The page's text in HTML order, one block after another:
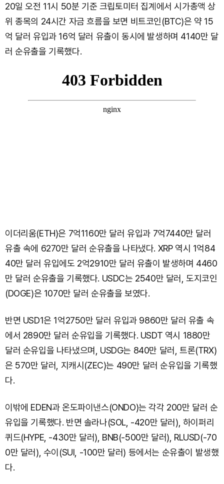
20일 오전 11시 50분 기준 크립토미터 집계에서 시가총액 상
위 종목의 24시간 자금 흐름을 보면 비트코인(BTC)은 약 15
억 달러 유입과 16억 달러 유출이 동시에 발생하며 4140만 달
러 순유출을 기록했다.
이더리움(ETH)은 7억1160만 달러 유입과 7억7440만 달러
유출 속에 6270만 달러 순유출을 나타냈다. XRP 역시 1억84
40만 달러 유입에도 2억2910만 달러 유출이 발생하며 4460
만 달러 순유출을 기록했다. USDC는 2540만 달러, 도지코인
(DOGE)은 1070만 달러 순유출을 보였다.
반면 USD1은 1억2750만 달러 유입과 9860만 달러 유출 속
에서 2890만 달러 순유입을 기록했다. USDT 역시 1880만
달러 순유입을 나타냈으며, USDG는 840만 달러, 트론(TRX)
은 570만 달러, 지캐시(ZEC)는 490만 달러 순유입을 기록했
다.
이밖에 EDEN과 온도파이낸스(ONDO)는 각각 200만 달러 순
유입을 기록했다. 반면 솔라나(SOL, -420만 달러), 하이퍼리
퀴드(HYPE, -430만 달러), BNB(-500만 달러), RLUSD(-70
0만 달러), 수이(SUI, -100만 달러) 등에서는 순유출이 발생했
다.